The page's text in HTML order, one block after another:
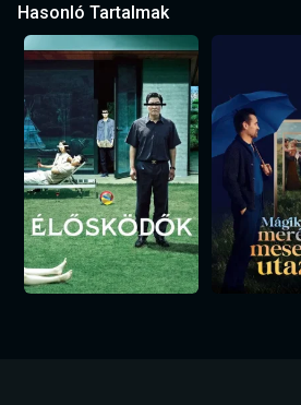
Hasonló Tartalmak